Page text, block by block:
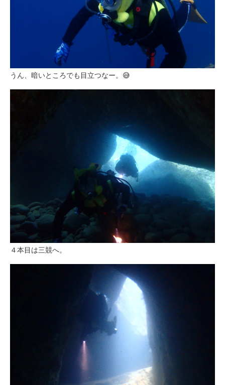
うん、暗いところでも目立つなー。😅
４本目は三競へ。